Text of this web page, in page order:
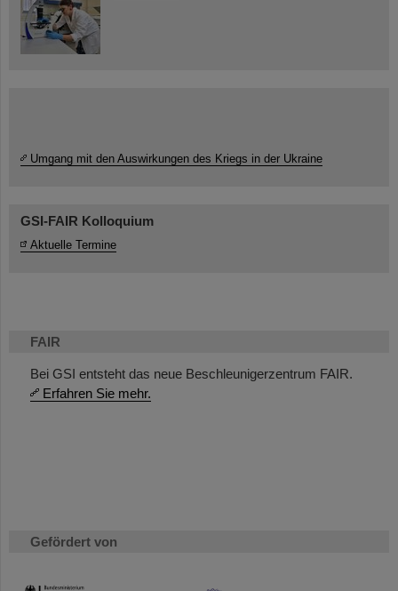
FAIR
Bei GSI entsteht das neue Beschleunigerzentrum FAIR.
Erfahren Sie mehr.
Gefördert von
HMWK
Umgang mit den Auswirkungen des Kriegs in der Ukraine
GSI-FAIR Kolloquium
Aktuelle Termine